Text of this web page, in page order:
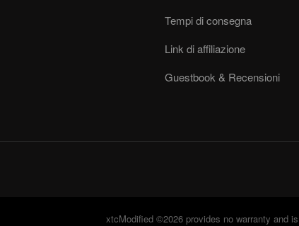
Tempi di consegna
Link di affiliazione
Guestbook & Recensioni
xtcModified©2026 provides no warranty and